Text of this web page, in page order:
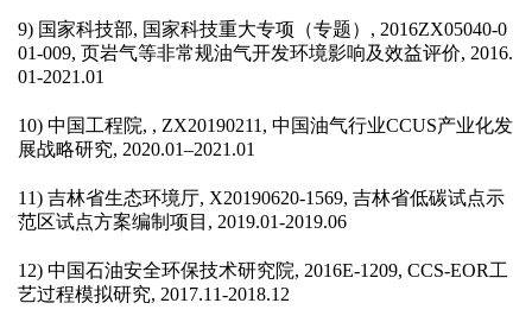
9) 国家科技部, 国家科技重大专项（专题） , 2016ZX05040-0
01-009, 页岩气等非常规油气开发环境影响及效益评价, 2016.
01-2021.01
10) 中国工程院, , ZX20190211, 中国油气行业CCUS产业化发
展战略研究, 2020.01–2021.01
11) 吉林省生态环境厅, X20190620-1569, 吉林省低碳试点示
范区试点方案编制项目 , 2019.01-2019.06
12) 中国石油安全环保技术研究院, 2016E-1209, CCS-EOR工
艺过程模拟研究, 2017.11-2018.12